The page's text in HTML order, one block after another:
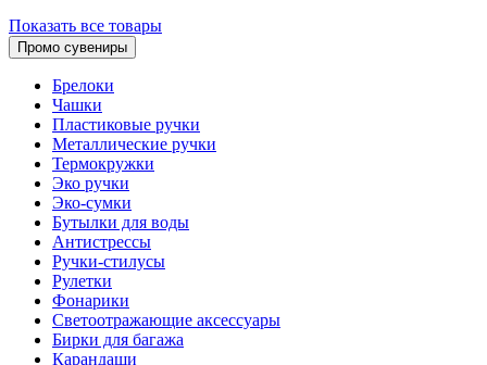
Показать все товары
Промо сувениры
Брелоки
Чашки
Пластиковые ручки
Металлические ручки
Термокружки
Эко ручки
Эко-сумки
Бутылки для воды
Антистрессы
Ручки-стилусы
Рулетки
Фонарики
Светоотражающие аксессуары
Бирки для багажа
Карандаши